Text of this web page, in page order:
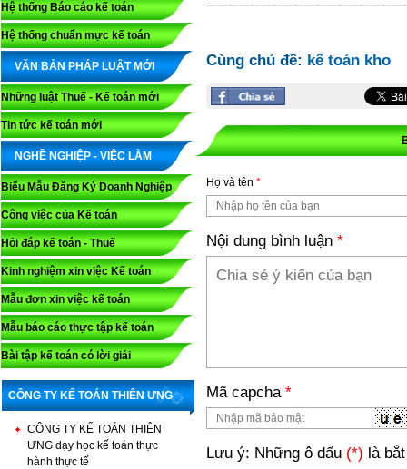
Hệ thống Báo cáo kế toán
Hệ thống chuẩn mực kế toán
VĂN BẢN PHÁP LUẬT MỚI
Những luật Thuế - Kế toán mới
Tin tức kế toán mới
NGHỀ NGHIỆP - VIỆC LÀM
Biểu Mẫu Đăng Ký Doanh Nghiệp
Công việc của Kế toán
Hỏi đáp kế toán - Thuế
Kinh nghiệm xin việc Kế toán
Mẫu đơn xin việc kế toán
Mẫu báo cáo thực tập kế toán
Bài tập kế toán có lời giải
CÔNG TY KẾ TOÁN THIÊN ƯNG
CÔNG TY KẾ TOÁN THIÊN
ƯNG dạy học kế toán thực
hành thực tế
Cùng chủ đề: kế toán kho
Họ và tên *
Nội dung bình luận *
Mã capcha *
Lưu ý: Những ô dấu (*) là